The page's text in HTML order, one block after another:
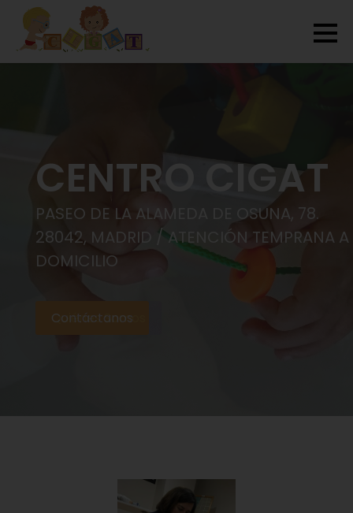
CENTRO CIGAT
PASEO DE LA ALAMEDA DE OSUNA, 78.
28042, MADRID / ATENCIÓN TEMPRANA A
DOMICILIO
Contáctanos